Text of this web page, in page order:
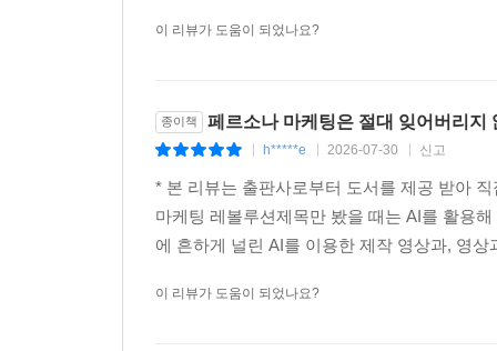
14장. 처음 30일 - 빠른 시작 구현 가이드 303
15장. 현실의 벽 넘기 - 페르소나 전략 실행 5대 난
난관 1: 페르소나 정의 후 실행 단계의 붕괴 313
난관 2: “다들 자기 일만 해요” - 부서 간 사일로의
난관 3: “예산이 없어요” - 경영진 설득의 기술 322
이 리뷰가 도움이 되었나요?
종이책 페르소나 마케팅은 절대 잊어버리지
h*****e 2026-07-30 신고
* 본 리뷰는 출판사로부터 도서를 제공 받아
마케팅 레볼루션제목만 봤을 때는 AI를 활용
에 흔하게 널린 AI를 이용한 제작 영상과, 영
이 리뷰가 도움이 되었나요?